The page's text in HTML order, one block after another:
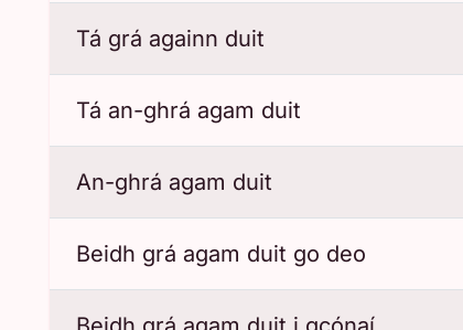
Tá grá againn duit
Tá an-ghrá agam duit
An-ghrá agam duit
Beidh grá agam duit go deo